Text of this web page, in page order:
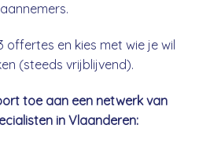
aannemers.
en kies met wie je wil
(steeds vrijblijvend).
toe aan een netwerk van
in Vlaanderen: